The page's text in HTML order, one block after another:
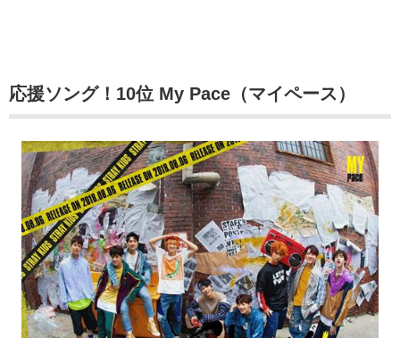
応援ソング！10位 My Pace（マイペース）